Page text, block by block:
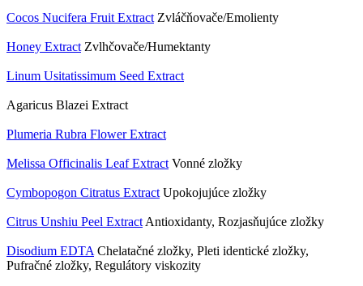
Cocos Nucifera Fruit Extract Zvláčňovače/Emolienty
Honey Extract Zvlhčovače/Humektanty
Linum Usitatissimum Seed Extract
Agaricus Blazei Extract
Plumeria Rubra Flower Extract
Melissa Officinalis Leaf Extract Vonné zložky
Cymbopogon Citratus Extract Upokojujúce zložky
Citrus Unshiu Peel Extract Antioxidanty, Rozjasňujúce zložky
Disodium EDTA Chelatačné zložky, Pleti identické zložky,
Pufračné zložky, Regulátory viskozity